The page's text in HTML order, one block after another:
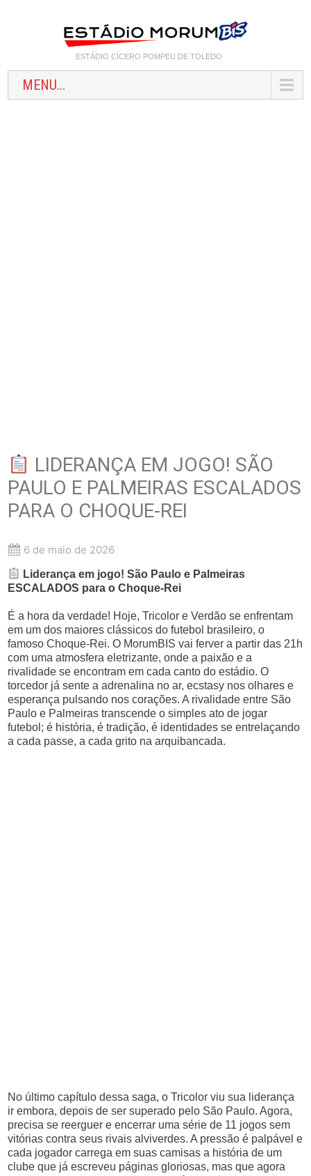
ESTÁDIO CÍCERO POMPEU DE TOLEDO
MENU...
LIDERANÇA EM JOGO! SÃO
PAULO E PALMEIRAS ESCALADOS
PARA O CHOQUE-REI
6 de maio de 2026
Liderança em jogo! São Paulo e Palmeiras
ESCALADOS para o Choque-Rei
É a hora da verdade! Hoje, Tricolor e Verdão se enfrentam
em um dos maiores clássicos do futebol brasileiro, o
famoso Choque-Rei. O MorumBIS vai ferver a partir das 21h
com uma atmosfera eletrizante, onde a paixão e a
rivalidade se encontram em cada canto do estádio. O
torcedor já sente a adrenalina no ar, ecstasy nos olhares e
esperança pulsando nos corações. A rivalidade entre São
Paulo e Palmeiras transcende o simples ato de jogar
futebol; é história, é tradição, é identidades se entrelaçando
a cada passe, a cada grito na arquibancada.
No último capítulo dessa saga, o Tricolor viu sua liderança
ir embora, depois de ser superado pelo São Paulo. Agora,
precisa se reerguer e encerrar uma série de 11 jogos sem
vitórias contra seus rivais alviverdes. A pressão é palpável e
cada jogador carrega em suas camisas a história de um
clube que já escreveu páginas gloriosas, mas que agora